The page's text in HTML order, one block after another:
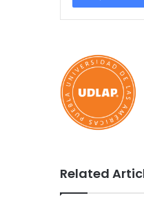
Related